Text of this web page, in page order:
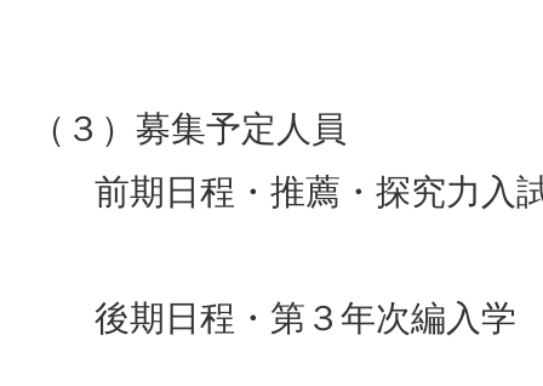
（３）募集予定人員
前期日程・推薦・探究力
後期日程・第３年次編入